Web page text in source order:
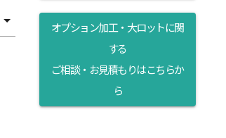
オプション加工・大ロットに関
する
ご相談・お見積もりはこちらか
ら